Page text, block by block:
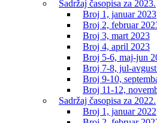
Sadržaj časopisa za 2023.
Broj 1, januar 2023
Broj 2, februar
Broj 3, mart 2023
Broj 4, april 2023
Broj 5-6, maj-jun
Broj 7-8, jul-
Broj 9-10,
Broj 11-12,
Sadržaj časopisa za 2022.
Broj 1, januar 2022